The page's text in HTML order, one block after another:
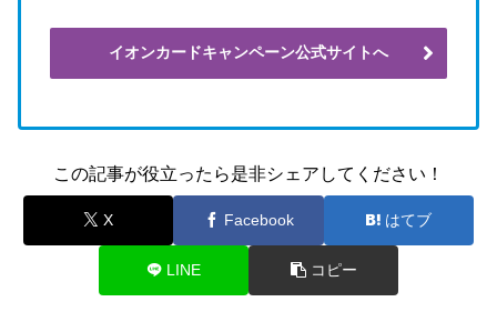
イオンカードキャンペーン公式サイトへ
この記事が役立ったら是非シェアしてください！
X Facebook はてブ
LINE コピー